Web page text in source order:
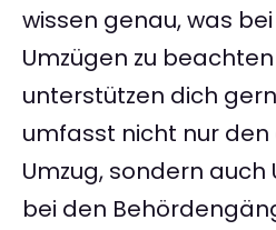
wissen genau, was
Umzügen zu
unterstützen dich
umfasst nicht nur
Umzug, sondern auch
bei den